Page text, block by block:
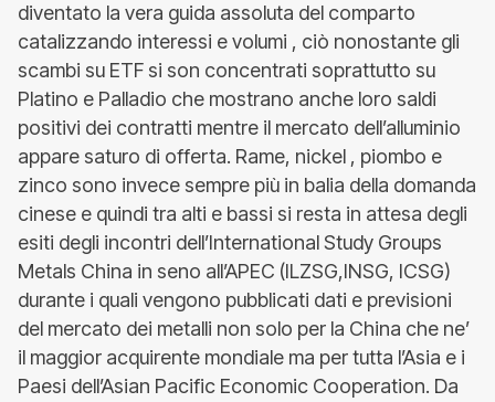
diventato la vera guida assoluta del comparto
catalizzando interessi e volumi , ciò nonostante gli
scambi su ETF si son concentrati soprattutto su
Platino e Palladio che mostrano anche loro saldi
positivi dei contratti mentre il mercato dell’alluminio
appare saturo di offerta. Rame, nickel , piombo e
zinco sono invece sempre più in balia della domanda
cinese e quindi tra alti e bassi si resta in attesa degli
esiti degli incontri dell’International Study Groups
Metals China in seno all’APEC (ILZSG,INSG, ICSG)
durante i quali vengono pubblicati dati e previsioni
del mercato dei metalli non solo per la China che ne’
il maggior acquirente mondiale ma per tutta l’Asia e i
Paesi dell’Asian Pacific Economic Cooperation. Da